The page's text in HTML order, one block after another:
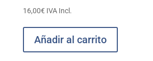
16,00€ IVA Incl.
Añadir al carrito